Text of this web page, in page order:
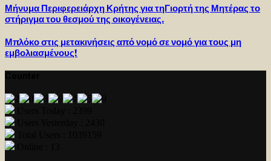
Μήνυμα Περιφερειάρχη Κρήτης για τηΓιορτή της Μητέρας το
στήριγμα του θεσμού της οικογένειας.
Μπλόκο στις μετακινήσεις από νομό σε νομό για τους μη
εμβολιασμένους!